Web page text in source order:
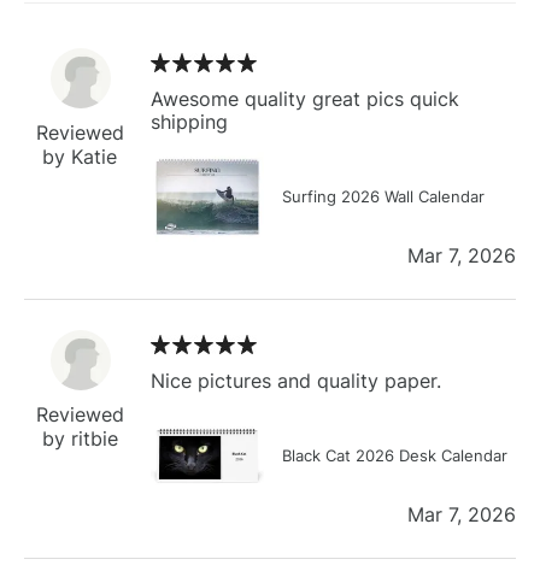
Reviewed
by Katie
Awesome quality great pics quick
shipping
Surfing 2026 Wall Calendar
Mar 7, 2026
Reviewed
by ritbie
Nice pictures and quality paper.
Black Cat 2026 Desk Calendar
Mar 7, 2026